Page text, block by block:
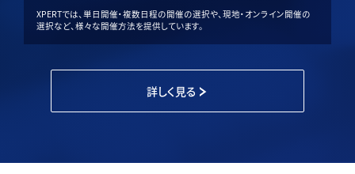
XPERTでは、単日開催・複数日程の開催の選択や、現地・オンライン開催の
選択など、様々な開催方法を提供しています。
詳しく見る